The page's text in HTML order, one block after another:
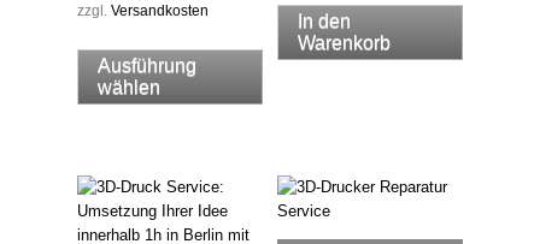
zzgl. Versandkosten
Ausführung
wählen
Dieses
Produkt
Die
Optionen
25,00€
In den
Warenkorb